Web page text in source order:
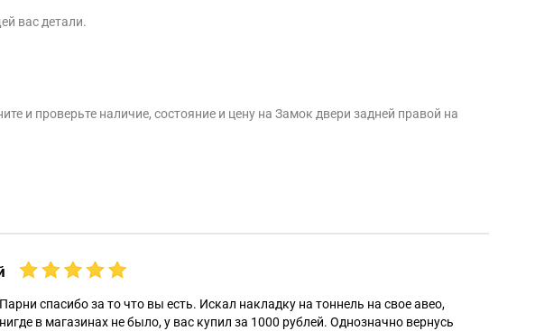
вас детали.
и проверьте наличие, состояние и цену на Замок двери задней правой на
Парни спасибо за то что вы есть. Искал накладку на тоннель на свое авео,
нигде в магазинах не было, у вас купил за 1000 рублей. Однозначно вернусь